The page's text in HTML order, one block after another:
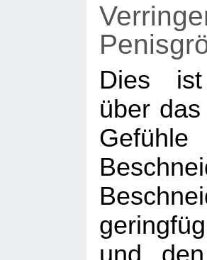
Dies
über
und